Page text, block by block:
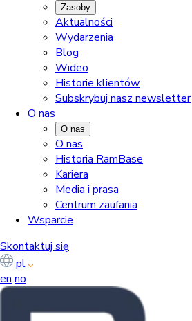
Zasoby
Aktualności
Wydarzenia
Blog
Wideo
Historie klientów
Subskrybuj nasz newsletter
O nas
O nas
O nas
Historia RamBase
Kariera
Media i prasa
Centrum zaufania
Wsparcie
Skontaktuj się
pl
en no